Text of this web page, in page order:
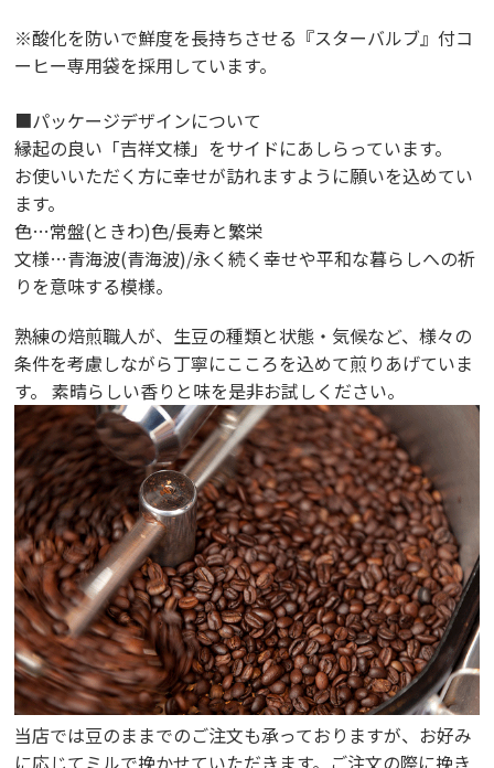
※酸化を防いで鮮度を長持ちさせる『スターバルブ』付コ
ーヒー専用袋を採用しています。
■パッケージデザインについて
縁起の良い「吉祥文様」をサイドにあしらっています。
お使いいただく方に幸せが訪れますように願いを込めてい
ます。
色…常盤(ときわ)色/長寿と繁栄
文様…青海波(青海波)/永く続く幸せや平和な暮らしへの祈
りを意味する模様。
熟練の焙煎職人が、生豆の種類と状態・気候など、様々の
条件を考慮しながら丁寧にこころを込めて煎りあげていま
す。 素晴らしい香りと味を是非お試しください。
当店では豆のままでのご注文も承っておりますが、お好み
に応じてミルで挽かせていただきます。ご注文の際に挽き